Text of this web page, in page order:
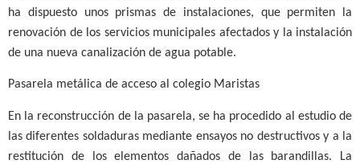
ha dispuesto unos prismas de instalaciones, que permiten la
renovación de los servicios municipales afectados y la instalación
de una nueva canalización de agua potable.
Pasarela metálica de acceso al colegio Maristas
En la reconstrucción de la pasarela, se ha procedido al estudio de
las diferentes soldaduras mediante ensayos no destructivos y a la
restitución de los elementos dañados de las barandillas. La